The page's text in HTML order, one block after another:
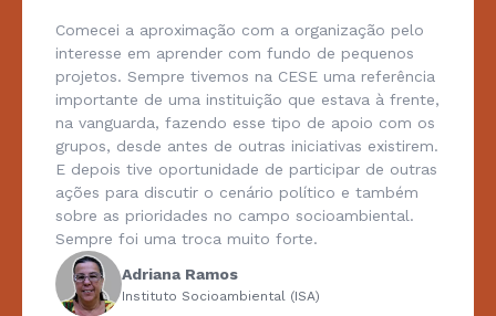
Comecei a aproximação com a organização pelo
interesse em aprender com fundo de pequenos
projetos. Sempre tivemos na CESE uma referência
importante de uma instituição que estava à frente,
na vanguarda, fazendo esse tipo de apoio com os
grupos, desde antes de outras iniciativas existirem.
E depois tive oportunidade de participar de outras
ações para discutir o cenário político e também
sobre as prioridades no campo socioambiental.
Sempre foi uma troca muito forte.
Adriana Ramos
Instituto Socioambiental (ISA)